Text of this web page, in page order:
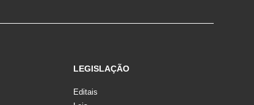
LEGISLAÇÃO
Editais